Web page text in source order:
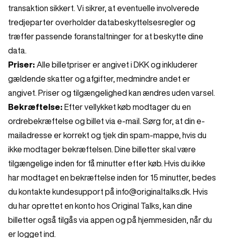
transaktion sikkert. Vi sikrer, at eventuelle involverede
tredjeparter overholder databeskyttelsesregler og
træffer passende foranstaltninger for at beskytte dine
data.
Priser: Alle billetpriser er angivet i DKK og inkluderer
gældende skatter og afgifter, medmindre andet er
angivet. Priser og tilgængelighed kan ændres uden varsel.
Bekræftelse: Efter vellykket køb modtager du en
ordrebekræftelse og billet via e-mail. Sørg for, at din e-
mailadresse er korrekt og tjek din spam-mappe, hvis du
ikke modtager bekræftelsen. Dine billetter skal være
tilgængelige inden for få minutter efter køb. Hvis du ikke
har modtaget en bekræftelse inden for 15 minutter, bedes
du kontakte kundesupport på info@originaltalks.dk . Hvis
du har oprettet en konto hos Original Talks, kan dine
billetter også tilgås via appen og på hjemmesiden, når du
er logget ind.